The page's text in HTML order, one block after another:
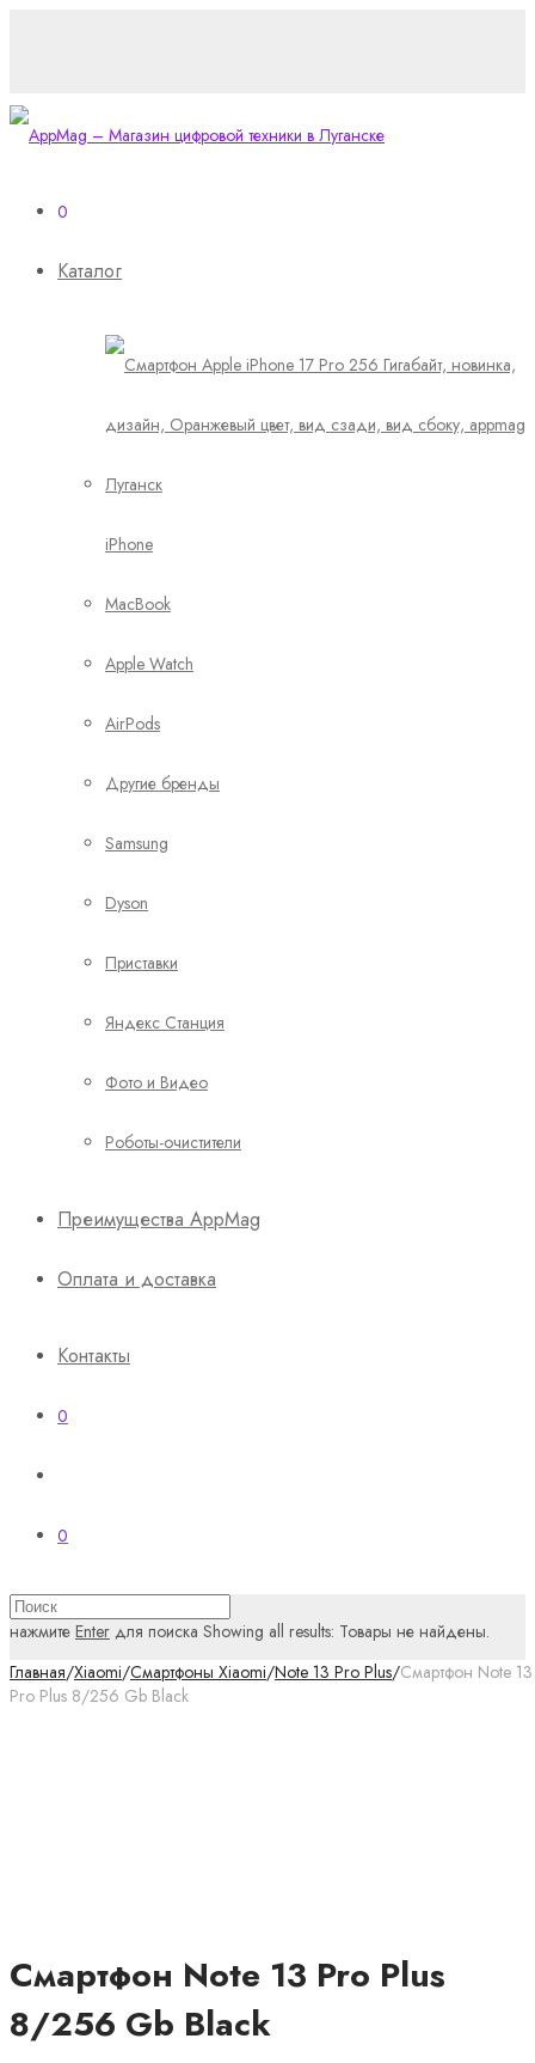
0
Каталог
iPhone
MacBook
Apple Watch
AirPods
Другие бренды
Samsung
Dyson
Приставки
Яндекс Станция
Фото и Видео
Роботы-очистители
Преимущества AppMag
Оплата и доставка
Контакты
0
0
нажмите Enter для поиска Showing all results: Товары не найдены.
Главная/Xiaomi/Смартфоны Xiaomi/Note 13 Pro Plus/Смартфон Note 13
Pro Plus 8/256 Gb Black
Смартфон Note 13 Pro Plus
8/256 Gb Black